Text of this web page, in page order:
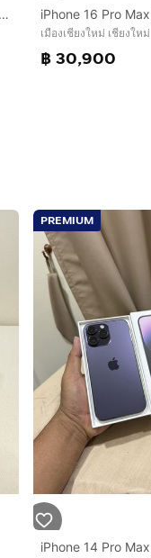
เครื่องไทย สภาพสวยมาก รับผ่อนบัตร
เมืองเชียงใหม่ เชียงใหม่
฿ 30,900
PREMIUM